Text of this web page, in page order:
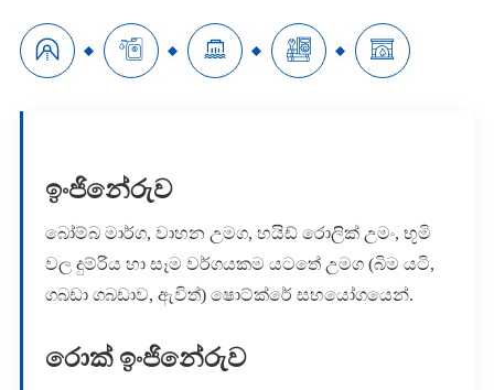
    
ඉංජිනේරුව
බෝම්බ මාර්ග, වාහන උමග, හයිඩ් රොලික් උමං, භූමි
වල දුම්රිය හා සෑම වර්ගයකම යටතේ උමග (බිම යටි,
ගබඩා ගබඩාව, ඇවිත්) ෂොට්ක්රේ සහයෝගයෙන්.
රොක් ඉංජිනේරුව